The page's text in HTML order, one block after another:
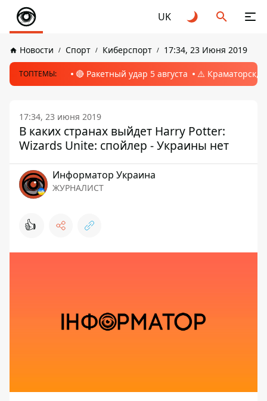
UK
Новости Спорт Киберспорт 17:34, 23 Июня 2019
ТОПТЕМЫ: 🔴 Ракетный удар 5 августа ⚠️ Краматорск,
17:34, 23 июня 2019
В каких странах выйдет Harry Potter:
Wizards Unite: спойлер - Украины нет
Информатор Украина
ЖУРНАЛИСТ
👍